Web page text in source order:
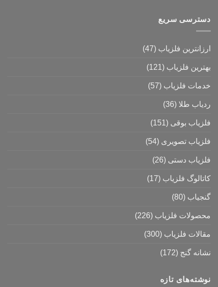
دسترسی سریع
ارزانترین فلزیاب (47)
بهترین فلزیاب (121)
خدمات فلزیاب (57)
ردیاب طلا (36)
فلزیاب بوقی (151)
فلزیاب تصویری (54)
فلزیاب دستی (26)
کاتالوگ فلزیاب (17)
گنجیاب (80)
محصولات فلزیاب (226)
مقالات فلزیاب (300)
نشانه گنج (172)
نوشته‌های تازه